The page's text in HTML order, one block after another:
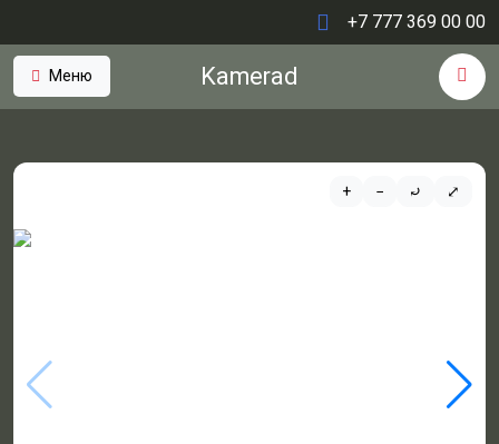
+7 777 369 00 00
Меню Kamerad
+ − ⤾ ⤢